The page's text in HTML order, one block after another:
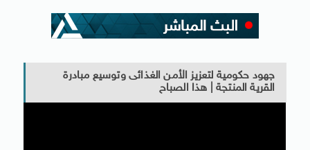
جهود حكومية لتعزيز الأمن الغذائى وتوسيع مبادرة
القرية المنتجة | هذا الصباح